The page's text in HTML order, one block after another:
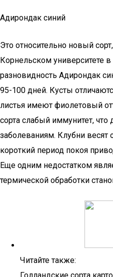
Адирондак синий
Это относительно новый
Корнельском университете
разновидность Адирондак
95-100 дней. Кусты
листья имеют фиолетовый
сорта слабый иммунитет,
заболеваниям. Клубни весят
короткий период покоя
Еще одним недостатком
термической обработки
Читайте также: